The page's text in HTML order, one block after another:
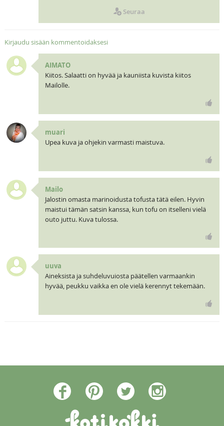
Seuraa
Kirjaudu sisään kommentoidaksesi
AIMATO
Kiitos. Salaatti on hyvää ja kauniista kuvista kiitos
Mailolle.
muari
Upea kuva ja ohjekin varmasti maistuva.
Mailo
Jalostin omasta marinoidusta tofusta tätä eilen. Hyvin
maistui tämän satsin kanssa, kun tofu on itselleni vielä
outo juttu. Kuva tulossa.
uuva
Aineksista ja suhdeluvuiosta päätellen varmaankin
hyvää, peukku vaikka en ole vielä kerennyt tekemään.